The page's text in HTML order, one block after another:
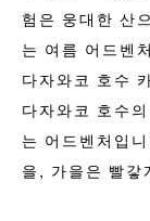
험은 웅대한 산
는 여름 어드벤
다자와코 호수
다자와코 호수
는 어드벤처입
을, 가을은 빨갛